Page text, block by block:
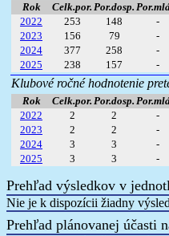
Rok Celk.por. Por.dosp.
2022
253 148 -
2023
156 79 -
2024
377 258 -
2025
238 157 -
Klubové ročné hodnotenie
Rok Celk.por. Por.dosp.
2022
2 2
-
2023
2 2
-
2024
3 3
-
2025
3 3 -
Prehľad výsledkov v
Nie je k dispozícii žiadny
Prehľad plánovanej účasti